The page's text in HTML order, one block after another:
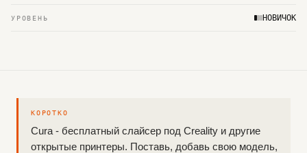
УРОВЕНЬ НОВИЧОК
КОРОТКО
Cura - бесплатный слайсер под Creality и другие
открытые принтеры. Поставь, добавь свою модель,